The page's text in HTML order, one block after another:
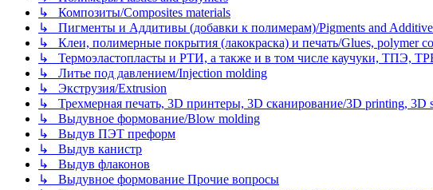
↳ Композиты/Сomposites materials
↳ Пигменты и Аддитивы (добавки к полимерам)/Pigments and
↳ Клеи, полимерные покрытия (лакокраска) и печать/Glues, polymer
↳ Термоэластопласты и РТИ, а также и в том числе каучуки, ТПЭ,
↳ Литье под давлением/Injection molding
↳ Экструзия/Extrusion
↳ Трехмерная печать, 3D принтеры, 3D сканирование/3D printing, 3D
↳ Выдувное формование/Blow molding
↳ Выдув ПЭТ преформ
↳ Выдув канистр
↳ Выдув флаконов
↳ Выдувное формование Прочие вопросы